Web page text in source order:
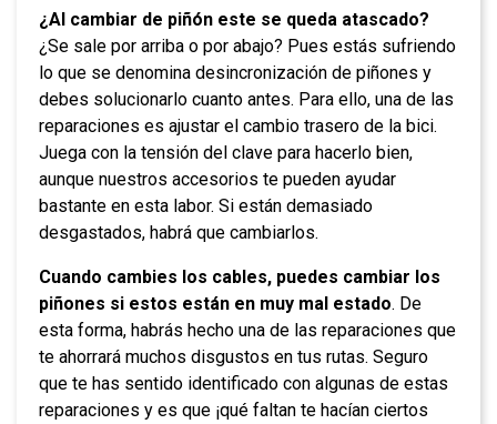
¿Al cambiar de piñón este se queda atascado?
¿Se sale por arriba o por abajo? Pues estás sufriendo
lo que se denomina desincronización de piñones y
debes solucionarlo cuanto antes. Para ello, una de las
reparaciones es ajustar el cambio trasero de la bici.
Juega con la tensión del clave para hacerlo bien,
aunque nuestros accesorios te pueden ayudar
bastante en esta labor. Si están demasiado
desgastados, habrá que cambiarlos.
Cuando cambies los cables, puedes cambiar los
piñones si estos están en muy mal estado. De
esta forma, habrás hecho una de las reparaciones que
te ahorrará muchos disgustos en tus rutas. Seguro
que te has sentido identificado con algunas de estas
reparaciones y es que ¡qué faltan te hacían ciertos